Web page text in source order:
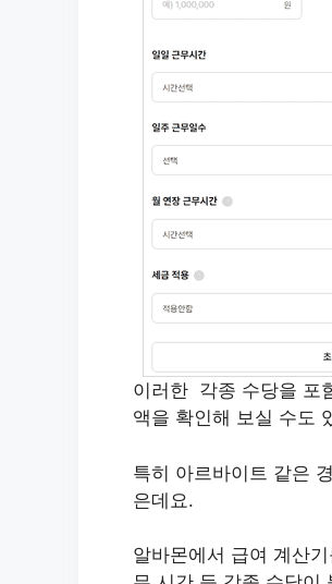
이러한 각종 수당을 포
액을 확인해 보실 수도
특히 아르바이트 같은
은데요.
알바몬에서 급여 계산